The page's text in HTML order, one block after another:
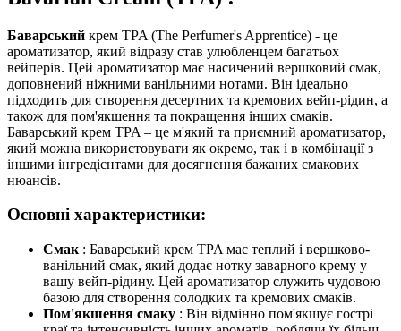
Баварський крем TPA (The Perfumer's Apprentice) - це
ароматизатор, який відразу став улюбленцем багатьох
вейперів. Цей ароматизатор має насичений вершковий смак,
доповнений ніжними ванільними нотами. Він ідеально
підходить для створення десертних та кремових вейп-рідин, а
також для пом'якшення та покращення інших смаків.
Баварський крем TPA – це м'який та приємний ароматизатор,
який можна використовувати як окремо, так і в комбінації з
іншими інгредієнтами для досягнення бажаних смакових
нюансів.
Основні характеристики:
Смак : Баварський крем TPA має теплий і вершково-
ванільний смак, який додає нотку заварного крему у
вашу вейп-рідину. Цей ароматизатор служить чудовою
базою для створення солодких та кремових смаків.
Пом'якшення смаку : Він відмінно пом'якшує гострі